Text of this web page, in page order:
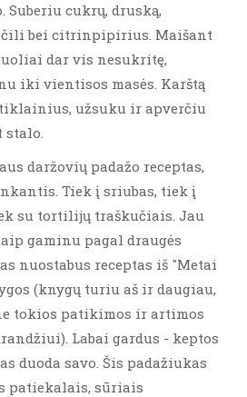
Suberiu cukrų, druską,
čili bei citrinpipirius. Maišant
dar vis nesukritę,
iki vientisos masės. Karštą
užsuku ir apverčiu
stalo.
daržovių padažo receptas,
Tiek į sriubas, tiek į
su tortilijų traškučiais. Jau
gaminu pagal draugės
nuostabus receptas iš "Metai
(knygų turiu aš ir daugiau,
tokios patikimos ir artimos
Labai gardus - keptos
duoda savo. Šis padažiukas
patiekalais, sūriais